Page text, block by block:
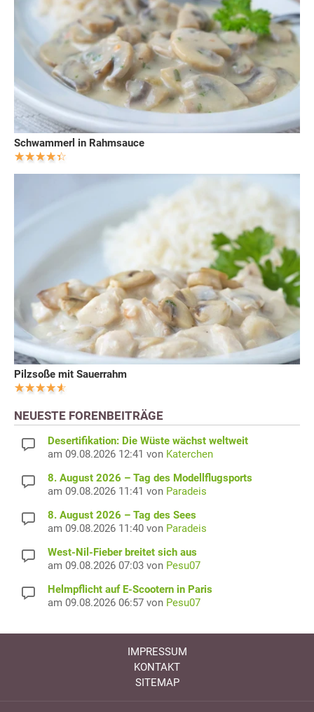
Schwammerl in Rahmsauce
Pilzsoße mit Sauerrahm
NEUESTE FORENBEITRÄGE
Desertifikation: Die Wüste wächst weltweit
am 09.08.2026 12:41 von Katerchen
8. August 2026 – Tag des Modellflugsports
am 09.08.2026 11:41 von Paradeis
8. August 2026 – Tag des Sees
am 09.08.2026 11:40 von Paradeis
West-Nil-Fieber breitet sich aus
am 09.08.2026 07:03 von Pesu07
Helmpflicht auf E-Scootern in Paris
am 09.08.2026 06:57 von Pesu07
IMPRESSUM
KONTAKT
SITEMAP